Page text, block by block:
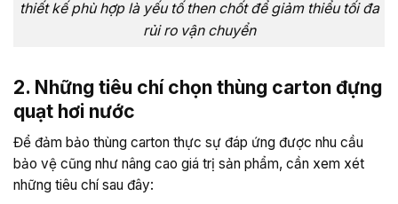
thiết kế phù hợp là yếu tố then chốt để giảm thiểu tối đa
rủi ro vận chuyển
2. Những tiêu chí chọn thùng carton đựng
quạt hơi nước
Để đảm bảo thùng carton thực sự đáp ứng được nhu cầu
bảo vệ cũng như nâng cao giá trị sản phẩm, cần xem xét
những tiêu chí sau đây: